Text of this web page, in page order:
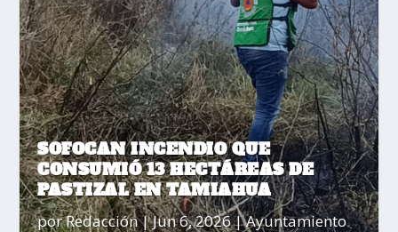
SOFOCAN INCENDIO QUE
CONSUMIÓ 13 HECTÁREAS DE
PASTIZAL EN TAMIAHUA
porRedacción|Jun 6, 2026|Ayuntamiento